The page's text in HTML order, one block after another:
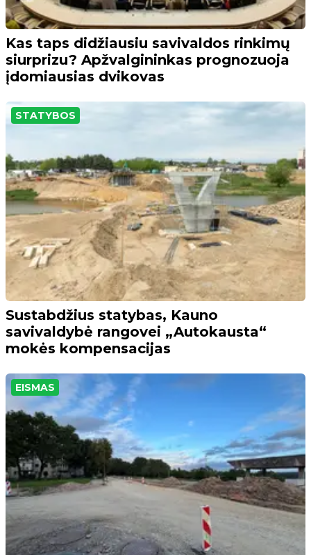
Kas taps didžiausiu savivaldos rinkimų
siurprizu? Apžvalgininkas prognozuoja
įdomiausias dvikovas
STATYBOS
Sustabdžius statybas, Kauno
savivaldybė rangovei „Autokausta“
mokės kompensacijas
EISMAS